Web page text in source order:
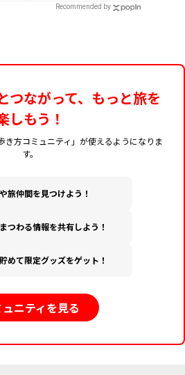
Recommended by
つながって、もっと旅を
しもう！
き方コミュニティ」が使えるようになりま
す。
旅仲間を見つけよう！
つわる情報を共有しよう！
めて限定グッズをゲット！
ュニティを見る